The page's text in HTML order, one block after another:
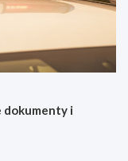
dokumenty i